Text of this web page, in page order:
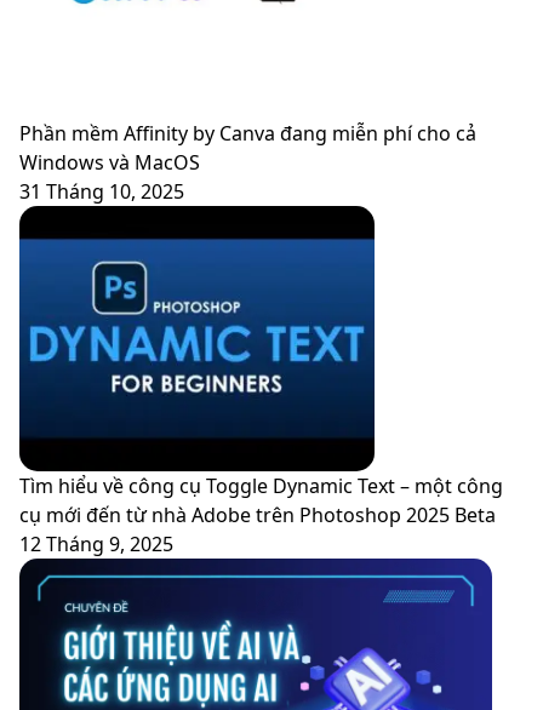
Phần mềm Affinity by Canva đang miễn phí cho cả
Windows và MacOS
31 Tháng 10, 2025
Tìm hiểu về công cụ Toggle Dynamic Text – một công
cụ mới đến từ nhà Adobe trên Photoshop 2025 Beta
12 Tháng 9, 2025